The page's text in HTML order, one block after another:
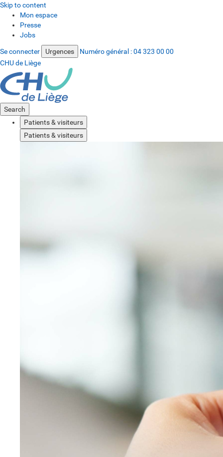
Skip to content
Mon espace
Presse
Jobs
Se connecter Urgences Numéro général :04 323 00 00
CHU de Liège
Search
Patients & visiteurs
Patients & visiteurs